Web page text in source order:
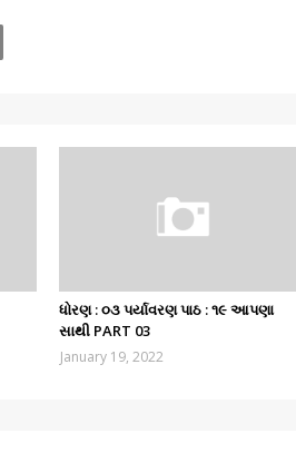
ધોરણ : ૦૩ પર્યાવરણ પાઠ : ૧૯ આપણા
સાથી PART 03
January 19, 2022